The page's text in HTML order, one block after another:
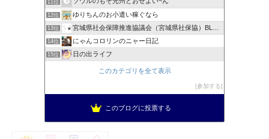
11位
12位 ゆりちんのお小遣い稼ぐなら
13位 宮城県社会保障推進協議会（宮城県社保協）BLOG
14位 にゃんコロリンのニャー日記
15位 日の出ライフ
このカテゴリを全て表示
参加する
このブログに投票する